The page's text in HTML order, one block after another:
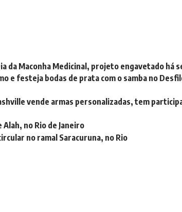
da Maconha Medicinal, projeto engavetado há
e festeja bodas de prata com o samba no
vende armas personalizadas, tem
no Rio de Janeiro
no ramal Saracuruna, no Rio